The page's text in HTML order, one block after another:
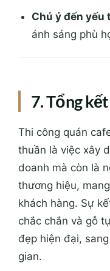
Chú ý đến yếu
ánh sáng phù
7. Tổng kết
Thi công quán
thuần là việc xây
doanh mà còn là
thương hiệu,
khách hàng. Sự
chắc chắn và gỗ
đẹp hiện đại,
gian.